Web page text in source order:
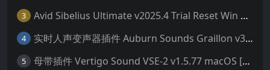
3 Avid Sibelius Ultimate v2025.4 Trial Reset Win 无限试用版 乐谱软件 西贝柳斯 MAC含音色库25G
4 实时人声变声器插件 Auburn Sounds Graillon v3.1.1 macOS
5 母带插件 Vertigo Sound VSE-2 v1.5.77 macOS [HCiSO]